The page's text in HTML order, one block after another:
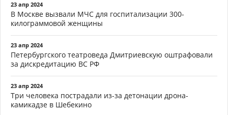
23 апр 2024
В Москве вызвали МЧС для госпитализации 300-
килограммовой женщины
23 апр 2024
Петербургского театроведа Дмитриевскую оштрафовали
за дискредитацию ВС РФ
23 апр 2024
Три человека пострадали из-за детонации дрона-
камикадзе в Шебекино